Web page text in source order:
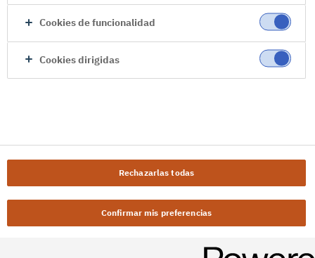
Cookies de funcionalidad
Cookies dirigidas
Rechazarlas todas
Confirmar mis preferencias